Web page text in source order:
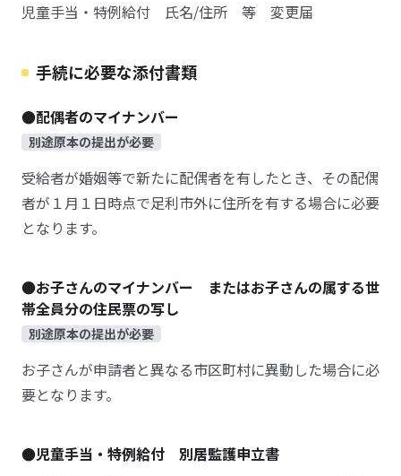
児童手当・特例給付 氏名/住所 等 変更届
手続に必要な添付書類
●配偶者のマイナンバー
別途原本の提出が必要
受給者が婚姻等で新たに配偶者を有したとき、その配偶
者が１月１日時点で足利市外に住所を有する場合に必要
となります。
●お子さんのマイナンバー またはお子さんの属する世
帯全員分の住民票の写し
別途原本の提出が必要
お子さんが申請者と異なる市区町村に異動した場合に必
要となります。
●児童手当・特例給付 別居監護申立書